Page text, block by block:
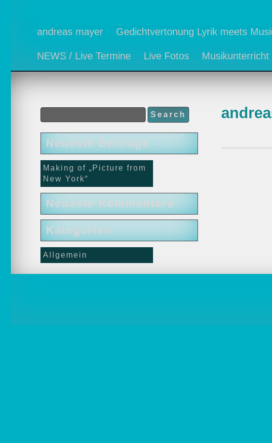
andreas mayer Gedichtvertonung Lyrik meets
NEWS / Live Termine Live Fotos
Neueste Beiträge
Making of „Picture from
New York“
Neueste Kommentare
Kategorien
Allgemein